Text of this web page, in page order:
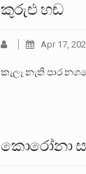
කුරුළු හඬ
Apr 17,
කැලෑ නැති පාර
කොරෝනා